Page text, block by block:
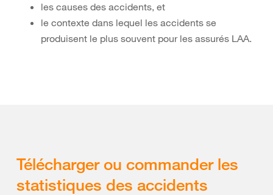
les causes des accidents, et
le contexte dans lequel les accidents se
produisent le plus souvent pour les assurés LAA.
Télécharger ou commander les
statistiques des accidents